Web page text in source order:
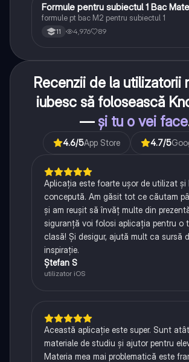
Matematică
Formule pentru subiectul 1 Bac
formule pt bac M2 pentru subiectul 1
11 4,976 89
Recenzii de la utilizatorii
iubesc să folosească
— și tu o vei face
4.6/5App Store 4.7/5
Aplicația este foarte ușor de utilizat și
concepută. Am găsit tot ce căutam
și am reușit să învăț multe din
siguranță voi folosi aplicația pentru o
clasă! Și desigur, ajută mult ca sursă
inspirație.
Ștefan S
utilizator iOS
Această aplicație este super. Sunt
materiale de studiu și ajutor pentru
Materia mea mai problematică este